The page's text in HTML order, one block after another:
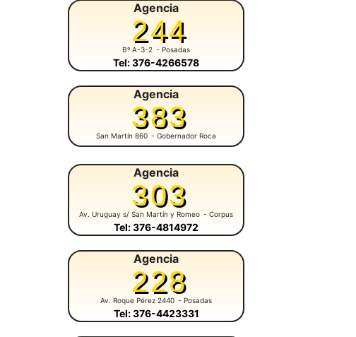
Agencia
244
Bº A-3-2 - Posadas
Tel: 376-4266578
Agencia
383
San Martín 860 - Gobernador Roca
Agencia
303
Av. Uruguay s/ San Martín y Romeo - Corpus
Tel: 376-4814972
Agencia
228
Av. Roque Pérez 2440 - Posadas
Tel: 376-4423331